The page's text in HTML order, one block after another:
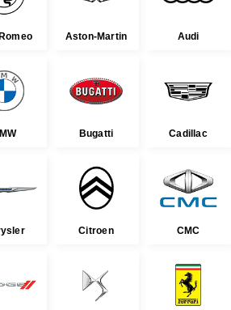
Aston-Martin Audi
Bugatti Cadillac
Citroen CMC